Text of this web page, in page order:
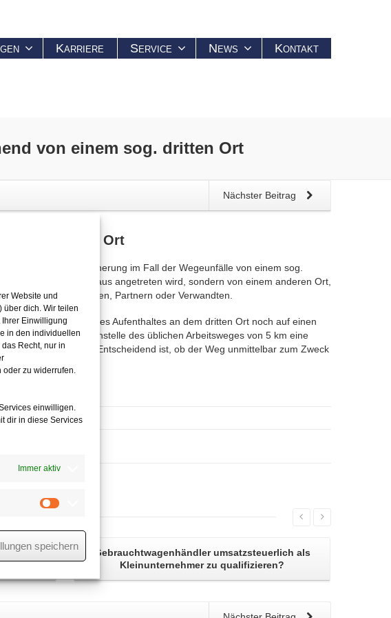
Website und
über dich. Wir teilen
Einwilligung
in den individuellen
Recht, nur in
oder zu widerrufen.
einwilligen.
dir in diese Services
Immer aktiv
speichern
Karriere Service News Kontakt
von einem sog. dritten Ort
Nächster Beitrag
sog. dritten Ort
Unfallversicherung im Fall der Wegeunfälle von einem sog.
von der Wohnung aus angetreten wird, sondern von einem anderen Ort,
von Freunden, Partnern oder Verwandten.
auf den Zweck des Aufenthaltes an dem dritten Ort noch auf einen
unerheblich, wenn anstelle des üblichen Arbeitsweges von 5 km eine
Zwecken dient. Entscheidend ist, ob der Weg unmittelbar zum Zweck
Gebrauchtwagenhändler umsatzsteuerlich als
Kleinunternehmerzu qualifizieren?